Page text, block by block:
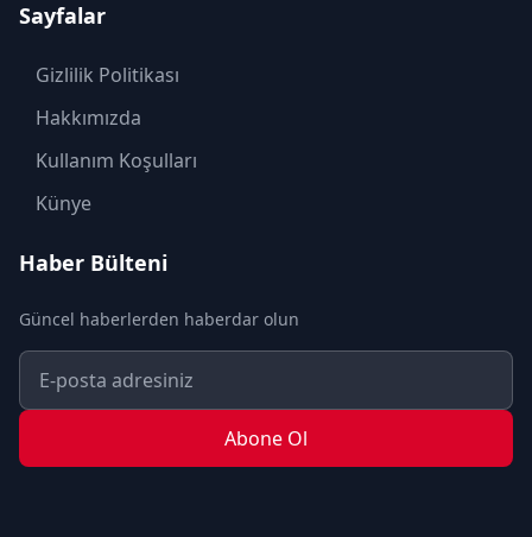
KÜLTÜR SANAT
MAGAZİN
MODA
OTOMOBİL
POLİTİKA
SON DAKİKA
SPOR
TURİZM
Sayfalar
Gizlilik Politikası
Hakkımızda
Kullanım Koşulları
Künye
Haber Bülteni
Güncel haberlerden haberdar olun
Abone Ol